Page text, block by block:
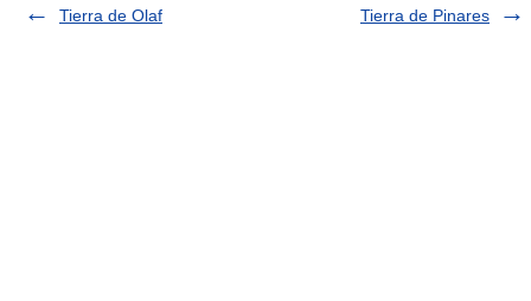
Tierra de Olaf
Tierra de Pinares